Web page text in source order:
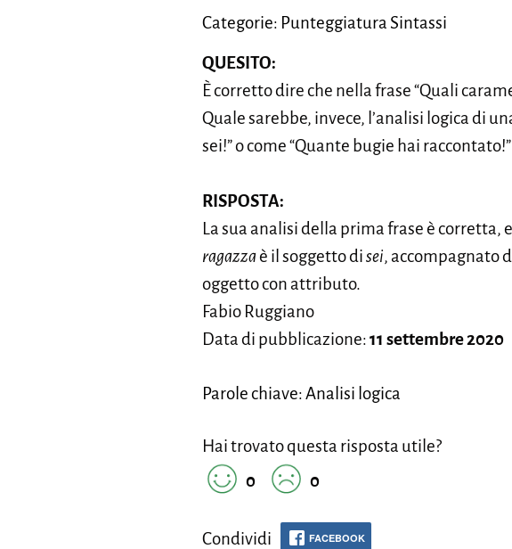
Categorie: Punteggiatura Sintassi
QUESITO:
È corretto dire che nella frase “Quali
Quale sarebbe, invece, l’analisi logica di
sei!” o come “Quante bugie hai
RISPOSTA:
La sua analisi della prima frase è corretta,
ragazzaè il soggetto disei, accompagnato
oggetto con attributo.
Fabio Ruggiano
Data di pubblicazione:11 settembre 2020
Parole chiave: Analisi logica
Hai trovato questa risposta utile?
0
0
Condividi FACEBOOK